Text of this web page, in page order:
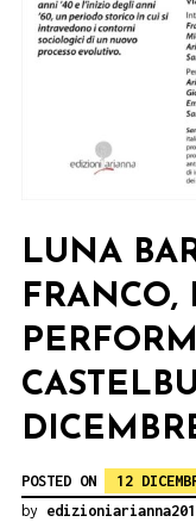
LUNA
FRANCO,
POSTED ON
12
by